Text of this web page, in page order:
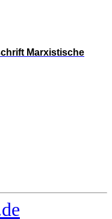
Marxistische